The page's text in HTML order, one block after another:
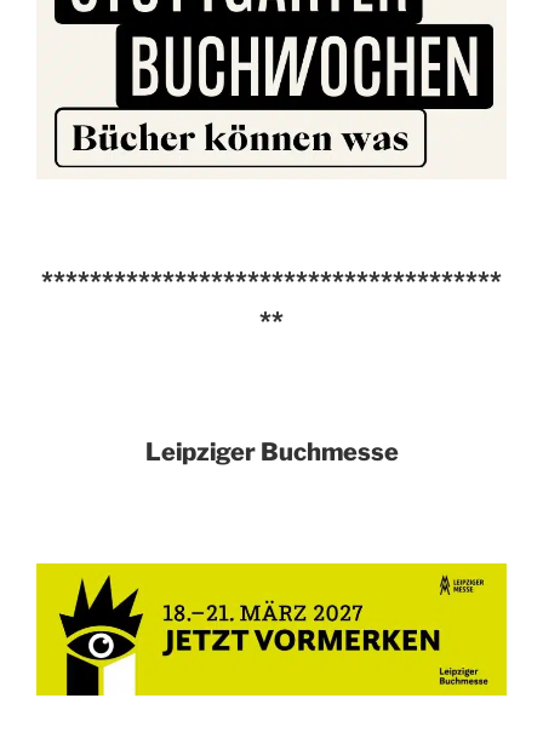
**************************************
**
Leipziger Buchmesse